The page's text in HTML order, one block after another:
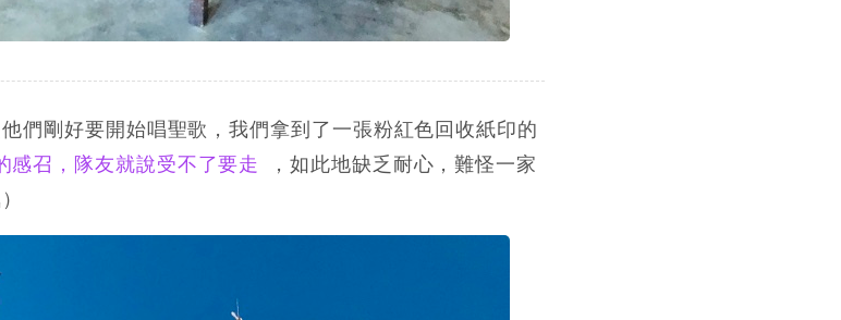
們剛好要開始唱聖歌，我們拿到了一張粉紅色回收紙印的
感召，隊友就說受不了要走
，如此地缺乏耐心，難怪一家